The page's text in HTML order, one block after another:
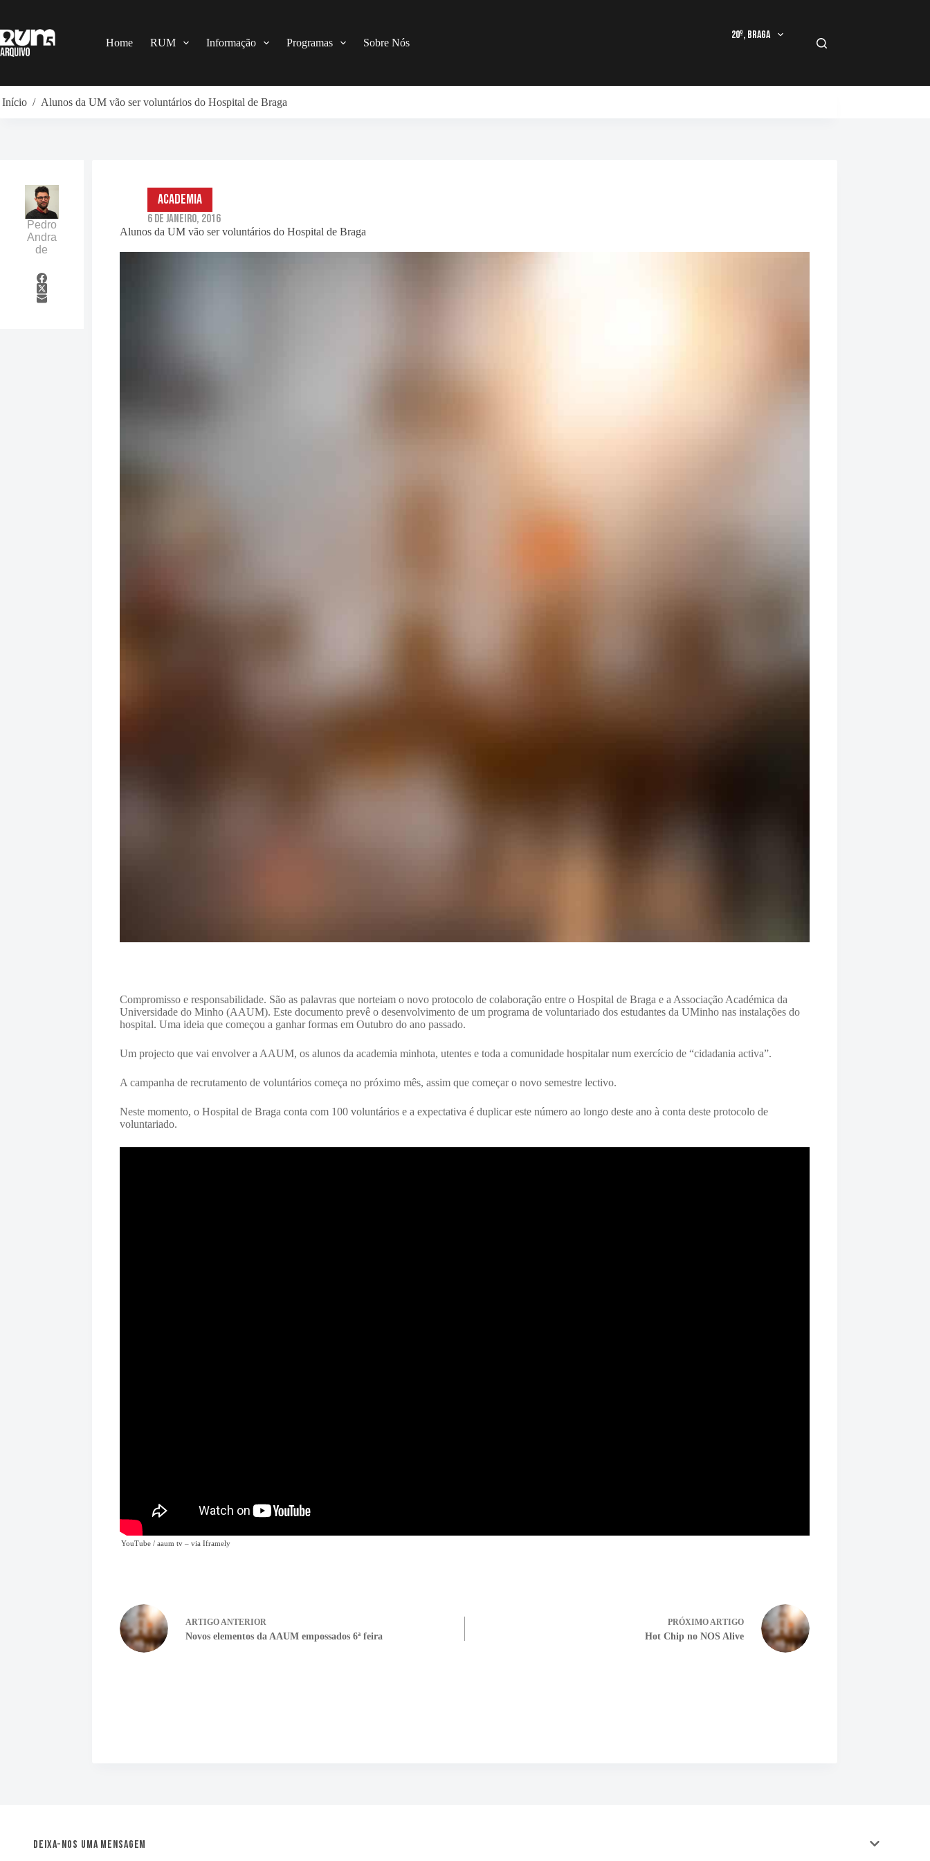
o
conteúdo
Home RUM Informação Programas Sobre Nós
20º, Braga
Início / Alunos da UM vão ser voluntários do Hospital de Braga
Alunos da UM vão ser voluntários do Hospital de Braga
Academia
6 de Janeiro, 2016
Compromisso e responsabilidade. São as palavras que norteiam o novo protocolo de colaboração entre o Hospital de Braga e a Associação Académica da
Universidade do Minho (AAUM). Este documento prevê o desenvolvimento de um programa de voluntariado dos estudantes da UMinho nas instalações do
hospital. Uma ideia que começou a ganhar formas em Outubro do ano passado.
Um projecto que vai envolver a AAUM, os alunos da academia minhota, utentes e toda a comunidade hospitalar num exercício de “cidadania activa”.
A campanha de recrutamento de voluntários começa no próximo mês, assim que começar o novo semestre lectivo.
Neste momento, o Hospital de Braga conta com 100 voluntários e a expectativa é duplicar este número ao longo deste ano à conta deste protocolo de
voluntariado.
YouTube / aaum tv – viaIframely
ARTIGO ANTERIOR
Novos elementos da AAUM empossados 6ª feira
PRÓXIMO ARTIGO
Hot Chip no NOS Alive
Pedro
Andra
de
Deixa-nos uma mensagem